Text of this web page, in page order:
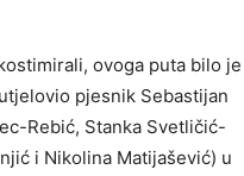
ovoga puta bilo je
pjesnik Sebastijan
Rebić, Stanka Svetličić-
i Nikolina Matijašević) u